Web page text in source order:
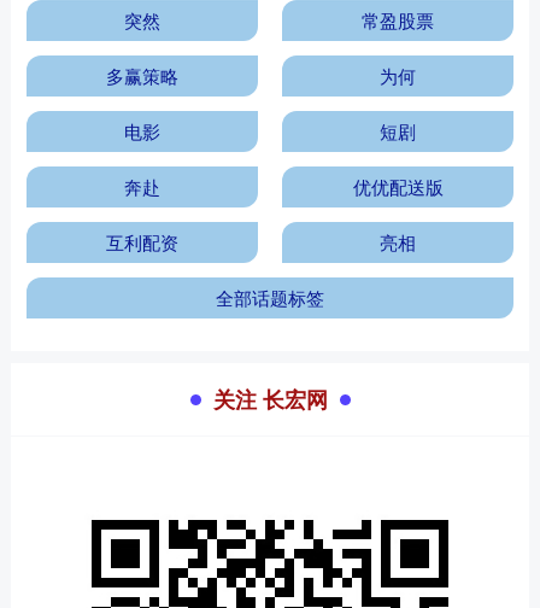
突然 常盈股票
多赢策略 为何
电影 短剧
奔赴 优优配送版
互利配资 亮相
全部话题标签
关注 长宏网